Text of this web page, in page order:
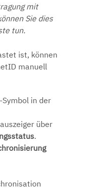
mit
Sie dies
tun.
ist, können
manuell
Symbol in der
über
.